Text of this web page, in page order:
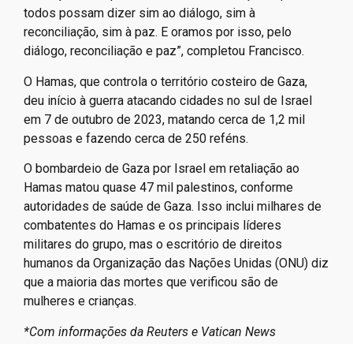
todos possam dizer sim ao diálogo, sim à
reconciliação, sim à paz. E oramos por isso, pelo
diálogo, reconciliação e paz”, completou Francisco.
O Hamas, que controla o território costeiro de Gaza,
deu início à guerra atacando cidades no sul de Israel
em 7 de outubro de 2023, matando cerca de 1,2 mil
pessoas e fazendo cerca de 250 reféns.
O bombardeio de Gaza por Israel em retaliação ao
Hamas matou quase 47 mil palestinos, conforme
autoridades de saúde de Gaza. Isso inclui milhares de
combatentes do Hamas e os principais líderes
militares do grupo, mas o escritório de direitos
humanos da Organização das Nações Unidas (ONU) diz
que a maioria das mortes que verificou são de
mulheres e crianças.
*Com informações da Reuters e Vatican News